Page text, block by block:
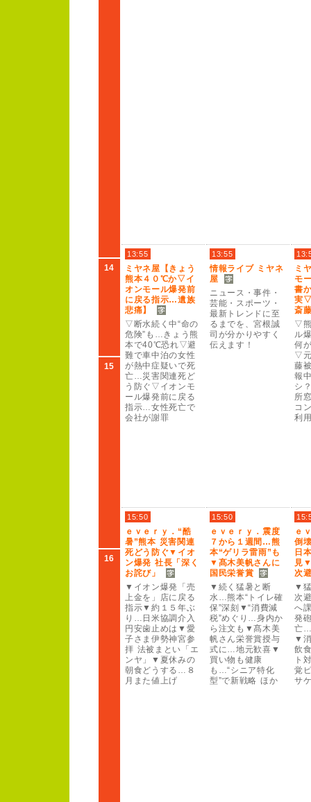
13:55
ミヤネ屋【きょう
熊本４ ０ ℃か▽イ
オンモー ル爆発前
に戻る指示…遺族
悲痛】
▽断水続く中“命の
危険” も…きょう熊
本で40℃恐れ▽避
難で車中泊の女性
が熱中症疑いで死
亡…災害関連死ど
う防ぐ▽イオンモ
ー ル爆発前に戻る
指示…女性死亡で
会社が謝罪
13:55
情報ライブ ミヤネ
屋
ニュー ス・事件・
芸能・スポー ツ・
最新トレンドに至
るまでを、宮根誠
司が分かりやすく
伝えます！
ミ
モ
書
実▽
斎
▽
ル
何
▽元
藤
報
シ
所
コ
利
14
15
15:50
ｅ ｖ ｅ ｒ ｙ
．“酷
暑”熊本 災害関連
死どう防ぐ▼イオ
ン爆発 社長「深く
お詫び」
▼イオン爆発「売
上金を」店に戻る
指示▼約１
５ 年ぶ
り…日米協調介入
円安歯止めは▼愛
子さま伊勢神宮参
拝 法被まとい「エ
ンヤ」▼夏休みの
朝食どうする…８
月また値上げ
15:50
ｅ ｖ ｅ ｒ ｙ
．震度
７ から１ 週間…熊
本“ゲリラ雷雨”も
▼髙木美帆さんに
国民栄誉賞
▼続く猛暑と断
水…熊本“トイレ確
保”深刻▼“消費減
税”めぐり…身内か
ら注文も▼髙木美
帆さん栄誉賞授与
式に…地元歓喜▼
買い物も健康
も…“シニア特化
型”で新戦略 ほか
ｅ
倒
日
見
次
▼
次
へ
発
亡…
▼
飲
ト
覚
サ
16